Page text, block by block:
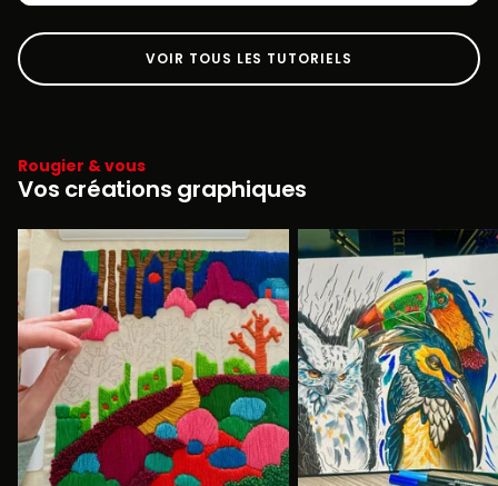
VOIR TOUS LES TUTORIELS
Rougier & vous
Vos créations graphiques